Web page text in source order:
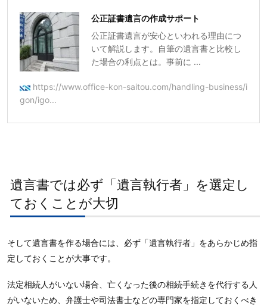
公正証書遺言の作成サポート
公正証書遺言が安心といわれる理由につ
いて解説します。自筆の遺言書と比較し
た場合の利点とは。事前に ...
https://www.office-kon-saitou.com/handling-business/i
gon/igo...
遺言書では必ず「遺言執行者」を選定し
ておくことが大切
そして遺言書を作る場合には、必ず「遺言執行者」をあらかじめ指
定しておくことが大事です。
法定相続人がいない場合、亡くなった後の相続手続きを代行する人
がいないため、弁護士や司法書士などの専門家を指定しておくべき